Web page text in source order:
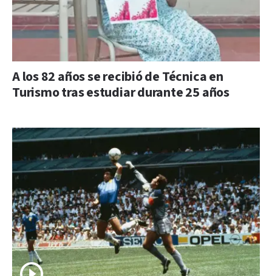
A los 82 años se recibió de Técnica en
Turismo tras estudiar durante 25 años